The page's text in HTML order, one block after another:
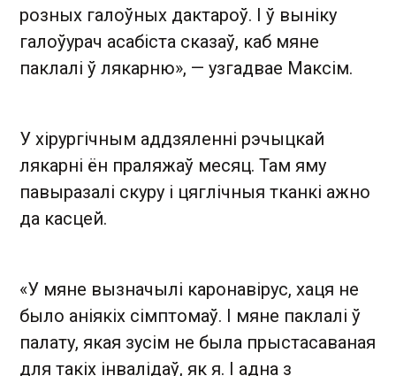
розных галоўных дактароў. І ў выніку
галоўурач асабіста сказаў, каб мяне
паклалі ў лякарню», — узгадвае Максім.
У хірургічным аддзяленні рэчыцкай
лякарні ён праляжаў месяц. Там яму
павыразалі скуру і цяглічныя тканкі ажно
да касцей.
«У мяне вызначылі каронавірус, хаця не
было аніякіх сімптомаў. І мяне паклалі ў
палату, якая зусім не была прыстасаваная
для такіх інвалідаў, як я. І адна з